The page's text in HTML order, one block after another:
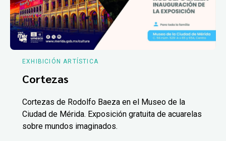
EXHIBICIÓN ARTÍSTICA
Cortezas
Cortezas de Rodolfo Baeza en el Museo de la
Ciudad de Mérida. Exposición gratuita de acuarelas
sobre mundos imaginados.